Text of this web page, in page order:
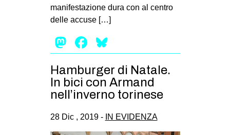
manifestazione dura con al centro
delle accuse […]
Mastodon
Facebook
Hamburger di Natale.
In bici con Armand
nell’inverno torinese
28 Dic , 2019 - IN EVIDENZA